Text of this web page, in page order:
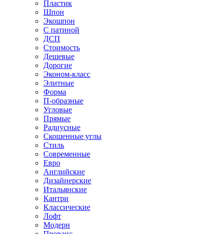
Пластик
Шпон
Экошпон
С патиной
ДСП
Стоимость
Дешевые
Дорогие
Эконом-класс
Элитные
Форма
П-образные
Угловые
Прямые
Радиусные
Скошенные углы
Стиль
Современные
Евро
Английские
Дизайнерские
Итальянские
Кантри
Классические
Лофт
Модерн